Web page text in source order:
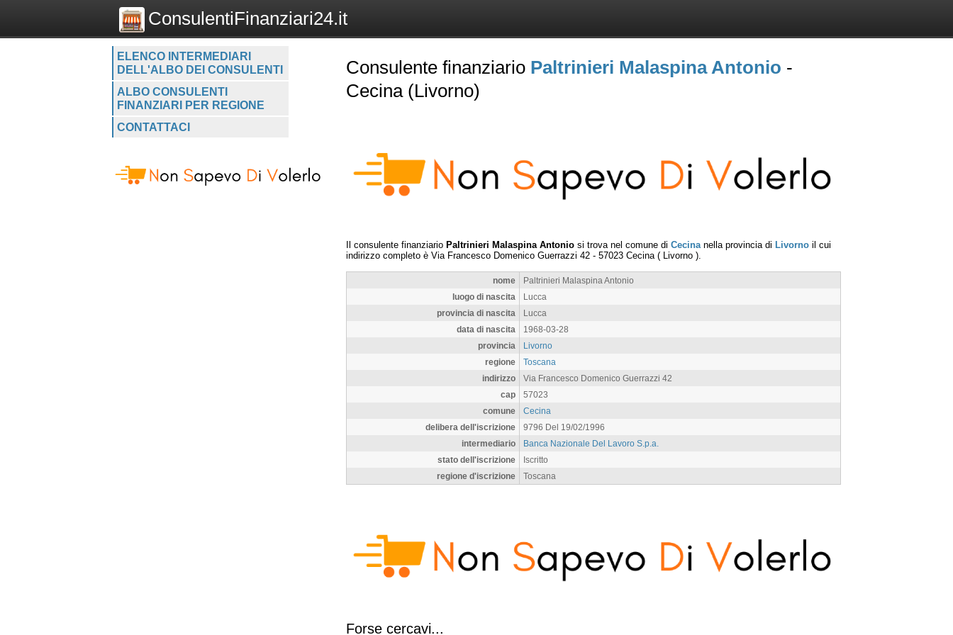
ConsulentiFinanziari24.it
ELENCO INTERMEDIARI
DELL'ALBO DEI CONSULENTI
ALBO CONSULENTI
FINANZIARI PER REGIONE
CONTATTACI
Consulente finanziario Paltrinieri Malaspina Antonio -
Cecina (Livorno)
Il consulente finanziario Paltrinieri Malaspina Antonio si trova nel comune di Cecina nella provincia di Livorno il cui
indirizzo completo è Via Francesco Domenico Guerrazzi 42 - 57023 Cecina ( Livorno ).
nome
Paltrinieri Malaspina Antonio
luogo di nascita
Lucca
provincia di nascita
Lucca
data di nascita
1968-03-28
provincia
Livorno
regione
Toscana
indirizzo
Via Francesco Domenico Guerrazzi 42
cap
57023
comune
Cecina
delibera dell'iscrizione
9796 Del 19/02/1996
intermediario
Banca Nazionale Del Lavoro S.p.a.
stato dell'iscrizione
Iscritto
regione d'iscrizione
Toscana
Forse cercavi...